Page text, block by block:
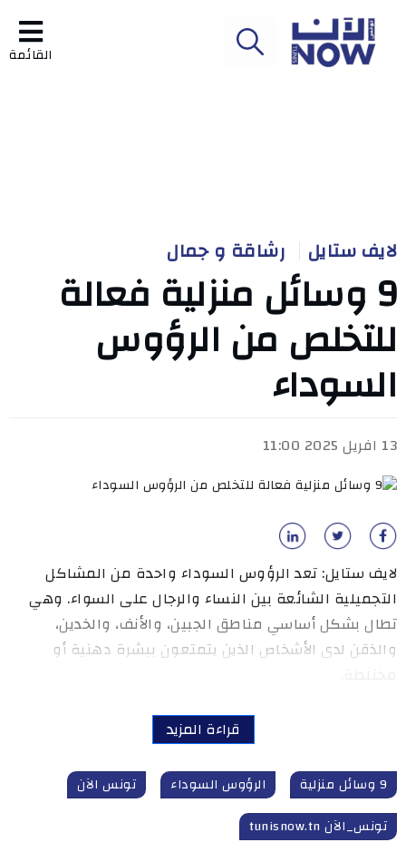
القائمة
لايف ستايل رشاقة و جمال
9 وسائل منزلية فعالة
للتخلص من الرؤوس
السوداء
13 افريل 2025 11:00
لايف ستايل: تعد الرؤوس السوداء واحدة من المشاكل
التجميلية الشائعة بين النساء والرجال على السواء. وهي
تطال بشكل أساسي مناطق الجبين، والأنف، والخدين،
والذقن لدى الأشخاص الذين يتمتعون ببشرة دهنية أو
قراءة المزيد
9 وسائل منزلية الرؤوس السوداء
تونس الآن
تونس_الآن tunisnow.tn